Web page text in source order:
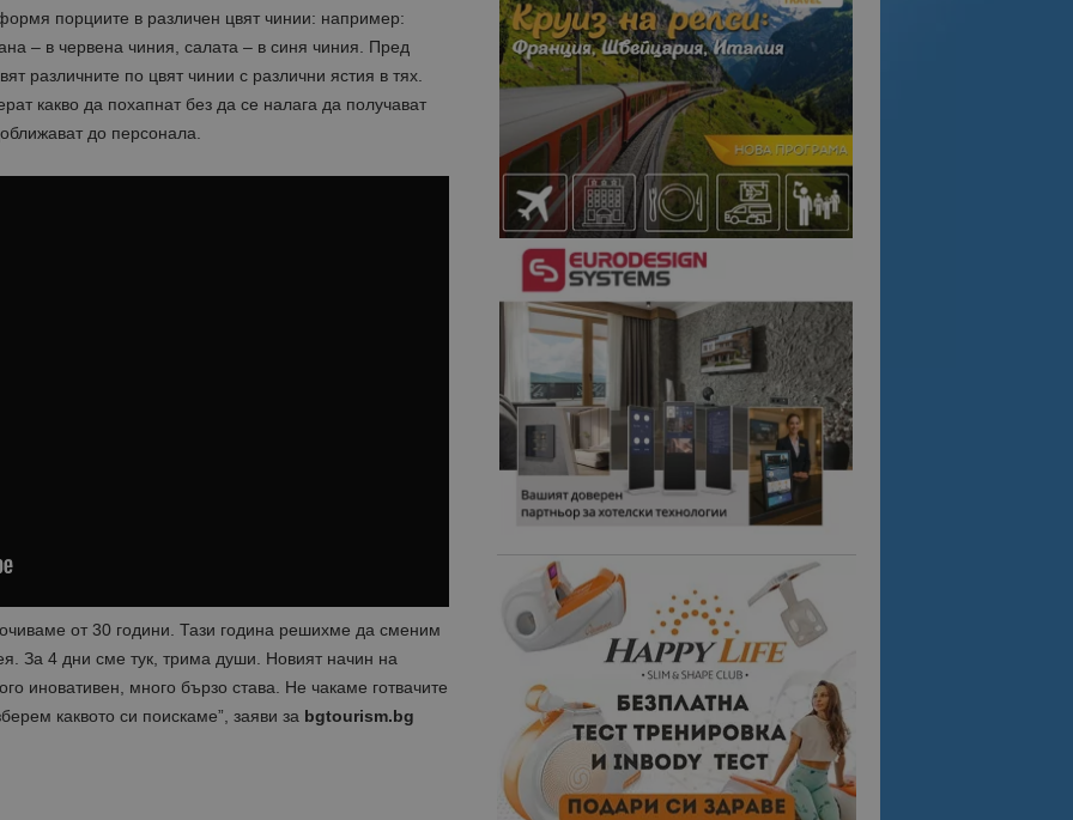
порциите в различен цвят чинии: например:
– в червена чиния, салата – в синя чиния. Пред
различните по цвят чинии с различни ястия в тях.
какво да похапнат без да се налага да получават
до персонала.
от 30 години. Тази година решихме да сменим
За 4 дни сме тук, трима души. Новият начин на
иновативен, много бързо става. Не чакаме готвачите
каквото си поискаме”, заяви за bgtourism.bg